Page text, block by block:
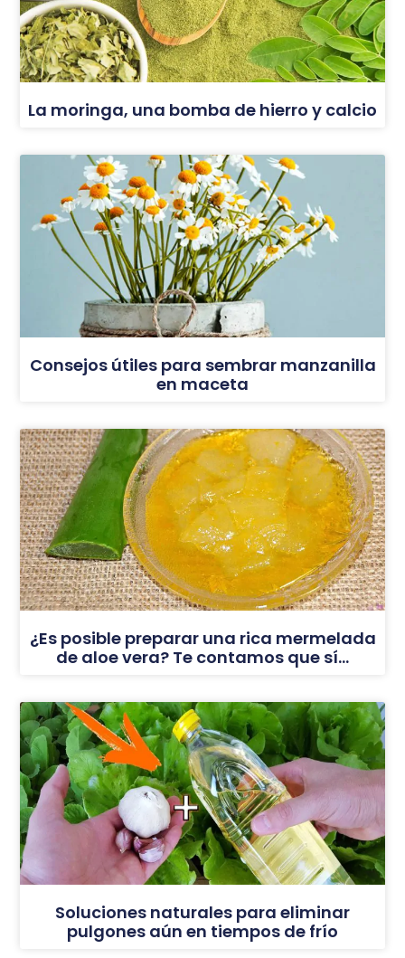
La moringa, una bomba de hierro y calcio
Consejos útiles para sembrar manzanilla
en maceta
¿Es posible preparar una rica mermelada
de aloe vera? Te contamos que sí…
Soluciones naturales para eliminar
pulgones aún en tiempos de frío